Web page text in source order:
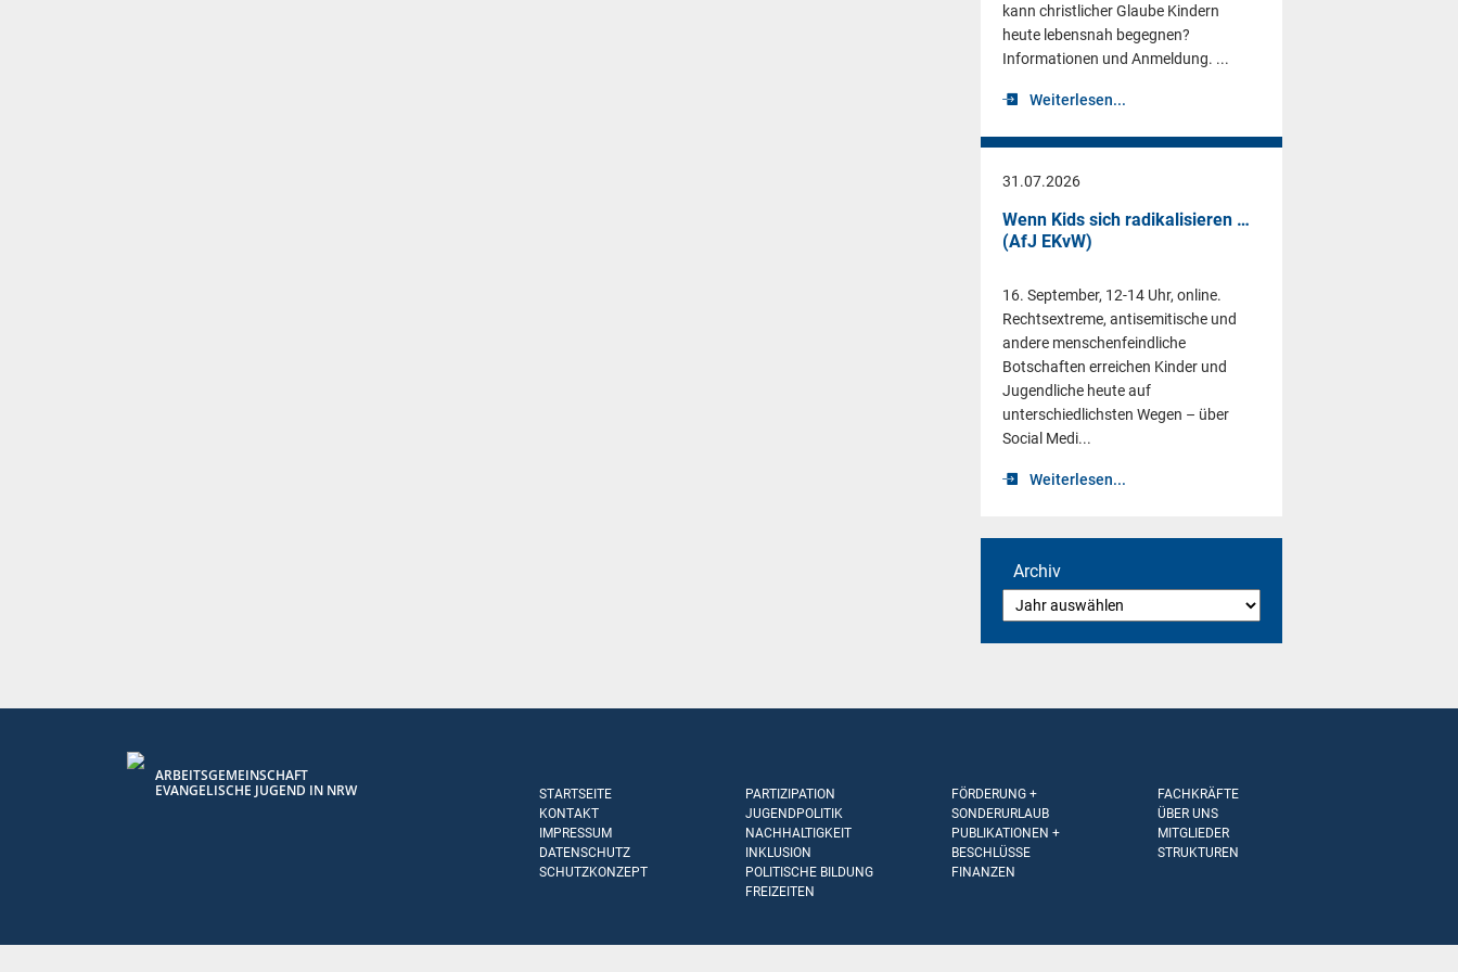
kann christlicher Glaube Kindern
heute lebensnah begegnen?
Informationen und Anmeldung. ...
Weiterlesen...
31.07.2026
Wenn Kids sich radikalisieren …
(AfJ EKvW)
16. September, 12-14 Uhr, online.
Rechtsextreme, antisemitische und
andere menschenfeindliche
Botschaften erreichen Kinder und
Jugendliche heute auf
unterschiedlichsten Wegen – über
Social Medi...
Weiterlesen...
Archiv
ARBEITSGEMEINSCHAFT
EVANGELISCHE JUGEND IN NRW
STARTSEITE
KONTAKT
IMPRESSUM
DATENSCHUTZ
SCHUTZKONZEPT
PARTIZIPATION
JUGENDPOLITIK
NACHHALTIGKEIT
INKLUSION
POLITISCHE BILDUNG
FREIZEITEN
FÖRDERUNG +
SONDERURLAUB
PUBLIKATIONEN +
BESCHLÜSSE
FINANZEN
FACHKRÄFTE
ÜBER UNS
MITGLIEDER
STRUKTUREN